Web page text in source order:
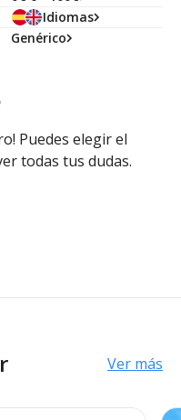
Idiomas
Genérico
Puedes elegir el
todas tus dudas.
Ver más